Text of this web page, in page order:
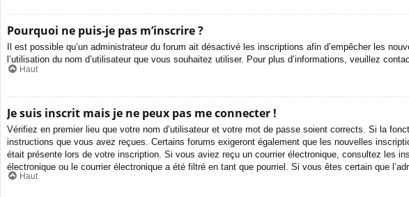
Pourquoi ne puis-je pas m’inscrire ?
Il est possible qu’un administrateur du forum ait désactivé les inscriptions afin d’empêcher les
l’utilisation du nom d’utilisateur que vous souhaitez utiliser. Pour plus d’informations, veuillez
Haut
Je suis inscrit mais je ne peux pas me connecter !
Vérifiez en premier lieu que votre nom d’utilisateur et votre mot de passe soient corrects. Si la
instructions que vous avez reçues. Certains forums exigeront également que les nouvelles
était présente lors de votre inscription. Si vous aviez reçu un courrier électronique, consultez les
électronique ou le courrier électronique a été filtré en tant que pourriel. Si vous êtes certain que
Haut